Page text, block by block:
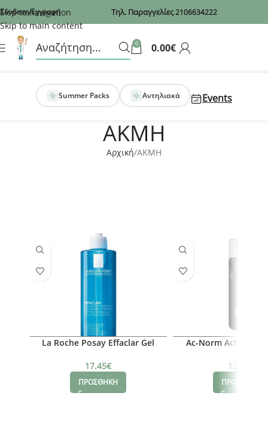
Recaptcha
Skip to navigation
Skip to main content
Σύνδεση/Εγγραφή Τηλ. Παραγγελίες2106634222
0 0.00€
Summer Packs Αντηλιακά Events
AKMH
Αρχική AKMH
La Roche Posay Effaclar Gel
17.45€
ΠΡΟΣΘΗΚΗ
Ac-Norm Active
12.35
ΠΡΟΣΘΗΚΗ